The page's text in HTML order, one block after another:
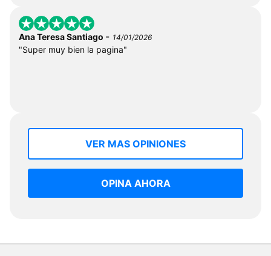
Ana Teresa Santiago - 14/01/2026
"Super muy bien la pagina"
VER MAS OPINIONES
OPINA AHORA